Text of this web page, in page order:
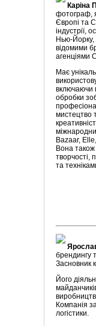
Каріна
фотограф,
Європі та
індустрії,
Нью-
відомими
агенціями
Має
включаючи
обробки
мистецтво
Bazaar,
Вона також
творчості,
та
брендингу
Засновник
Його
Компанія
логістики.